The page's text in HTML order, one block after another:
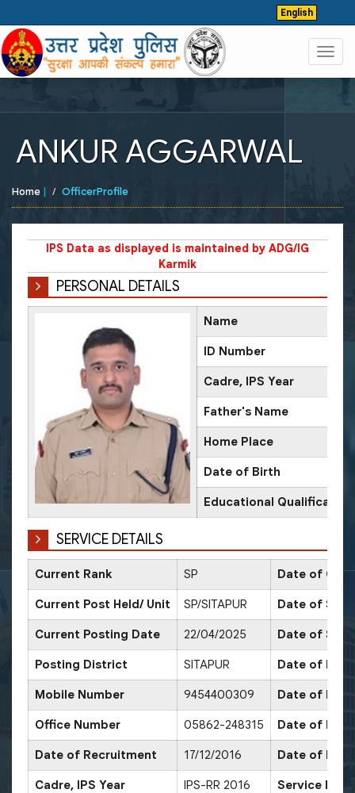
English
ANKUR AGGARWAL
Home | OfficerProfile
IPS Data as displayed is maintained by ADG/IG
Karmik
PERSONAL DETAILS
Name
ID Number
Cadre, IPS Year
Father's Name
Home Place
Date of Birth
Educational Qualification
SERVICE DETAILS
Current Rank SP Date of
Current Post Held/ Unit SP/SITAPUR Date of Sr.
Current Posting Date 22/04/2025 Date of
Posting District SITAPUR Date of
Mobile Number 9454400309 Date of
Office Number 05862-248315 Date of
Date of Recruitment 17/12/2016 Date of
Cadre, IPS Year IPS-RR 2016 Service